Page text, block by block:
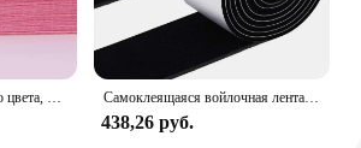
Фетровая ткань розового цвета, нетканый однотонный войлок толщиной 1 мм, для украшения дома, для поделок, кукол, поделок, ткань для шитья, 10 шт./упаковка Самоклеящаяся войлочная лента, рулон фетровой ленты из полиэстера, прочная пленка для защиты поверхности, черные фетровые полоски для мебели, самодельная форма, лента
438,26 руб.